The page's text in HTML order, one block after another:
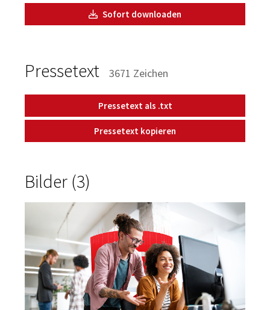
Sofort downloaden
Pressetext 3671 Zeichen
Pressetext als .txt
Pressetext kopieren
Bilder (3)